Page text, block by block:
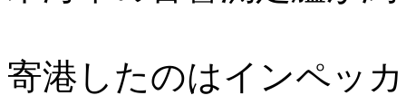
寄港したのはインペッ